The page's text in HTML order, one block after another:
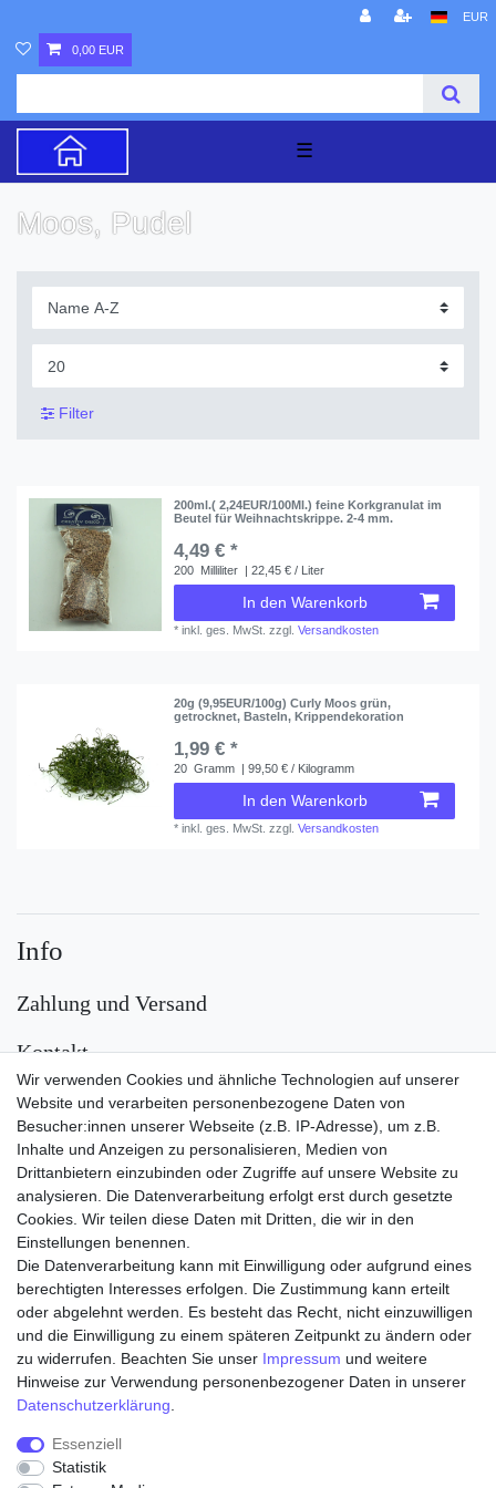
EUR
0,00 EUR
☰
Moos, Pudel
Filter
200ml.( 2,24EUR/100Ml.) feine Korkgranulat im
Beutel für Weihnachtskrippe. 2-4 mm.
4,49 € *
200 Milliliter | 22,45 € / Liter
In den Warenkorb
*inkl. ges. MwSt. zzgl.Versandkosten
20g (9,95EUR/100g) Curly Moos grün,
getrocknet, Basteln, Krippendekoration
1,99 € *
20 Gramm | 99,50 € / Kilogramm
In den Warenkorb
*inkl. ges. MwSt. zzgl.Versandkosten
Wir verwenden Cookies und ähnliche Technologien auf unserer
Website und verarbeiten personenbezogene Daten von
Besucher:innen unserer Webseite (z.B. IP-Adresse), um z.B.
Inhalte und Anzeigen zu personalisieren, Medien von
Drittanbietern einzubinden oder Zugriffe auf unsere Website zu
analysieren. Die Datenverarbeitung erfolgt erst durch gesetzte
Cookies. Wir teilen diese Daten mit Dritten, die wir in den
Einstellungen benennen.
Die Datenverarbeitung kann mit Einwilligung oder aufgrund eines
berechtigten Interesses erfolgen. Die Zustimmung kann erteilt
oder abgelehnt werden. Es besteht das Recht, nicht einzuwilligen
und die Einwilligung zu einem späteren Zeitpunkt zu ändern oder
zu widerrufen. Beachten Sie unser Impressum und weitere
Hinweise zur Verwendung personenbezogener Daten in unserer
Daten­schutz­erklärung
Essenziell
Statistik
Info
Zahlung und Versand
Kontakt
Versand
Zahlungsarten